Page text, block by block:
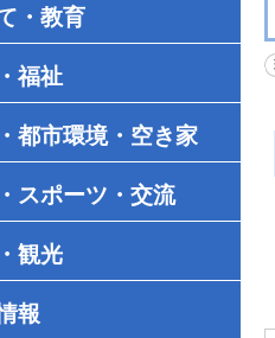
・教育
福祉
都市環境・空き家
スポーツ・交流
観光
報